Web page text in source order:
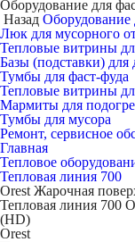
Оборудование для
Назад Оборудование
Люк для мусорного
Тепловые витрины
Базы (подставки) для
Тумбы для фаст-фуда
Тепловые витрины
Мармиты для
Тумбы для мусора
Ремонт, сервисное
Главная
Тепловое
Тепловая линия 700
Orest Жарочная
Тепловая линия 700
(НD)
Orest